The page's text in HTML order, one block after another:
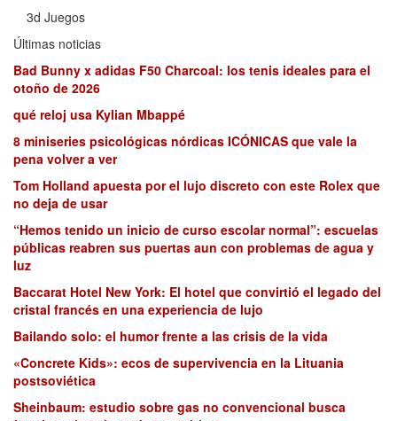
3d Juegos
Últimas noticias
Bad Bunny x adidas F50 Charcoal: los tenis ideales para el
otoño de 2026
qué reloj usa Kylian Mbappé
8 miniseries psicológicas nórdicas ICÓNICAS que vale la
pena volver a ver
Tom Holland apuesta por el lujo discreto con este Rolex que
no deja de usar
“Hemos tenido un inicio de curso escolar normal”: escuelas
públicas reabren sus puertas aun con problemas de agua y
luz
Baccarat Hotel New York: El hotel que convirtió el legado del
cristal francés en una experiencia de lujo
Bailando solo: el humor frente a las crisis de la vida
«Concrete Kids»: ecos de supervivencia en la Lituania
postsoviética
Sheinbaum: estudio sobre gas no convencional busca